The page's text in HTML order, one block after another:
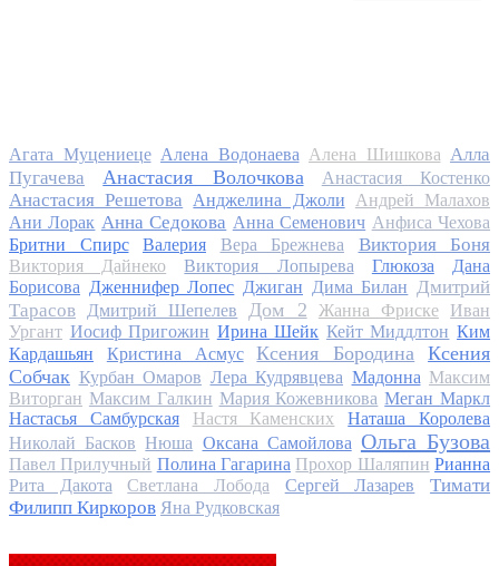
Агата Муцениеце Алена Водонаева Алена Шишкова Алла
Пугачева
Анастасия Волочкова Анастасия Костенко
Анастасия Решетова Анджелина Джоли
Андрей Малахов
Ани Лорак Анна Седокова Анна Семенович Анфиса Чехова
Бритни Спирс
Валерия Вера Брежнева Виктория Боня
Виктория Дайнеко Виктория Лопырева Глюкоза
Дана
Борисова Дженнифер Лопес Джиган Дима Билан
Дмитрий
Тарасов
Дмитрий Шепелев Дом 2 Жанна Фриске
Иван
Ургант Иосиф Пригожин Ирина Шейк Кейт Миддлтон Ким
Кардашьян
Кристина Асмус Ксения Бородина
Ксения
Собчак Курбан Омаров Лера Кудрявцева Мадонна Максим
Виторган Максим Галкин Мария Кожевникова Меган Маркл
Настасья Самбурская
Настя Каменских
Наташа Королева
Николай Басков Нюша Оксана Самойлова Ольга Бузова
Павел Прилучный Полина Гагарина Прохор Шаляпин Рианна
Рита Дакота
Светлана Лобода Сергей Лазарев
Тимати
Филипп Киркоров Яна Рудковская